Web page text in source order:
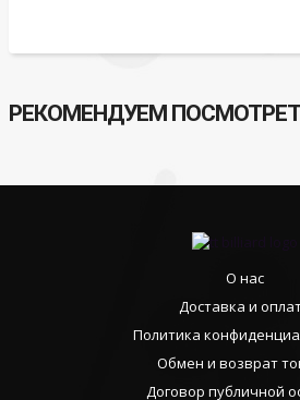
РЕКОМЕНДУЕМ
О нас
Доставка и
Политика
Обмен и возврат
Договор публичной